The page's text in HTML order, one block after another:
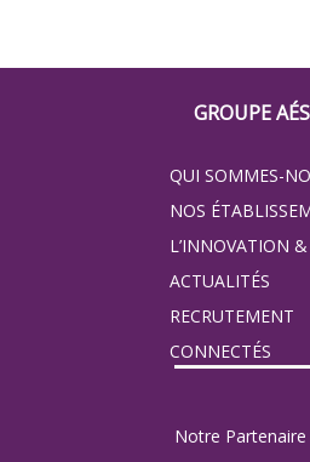
Footer
Groupe
Eovi
pour
les
minis
site
GROUPE
QUI SOMMES-
NOS
L’INNOVATION
ACTUALITÉS
RECRUTEMENT
CONNECTÉS
Notre Partenaire